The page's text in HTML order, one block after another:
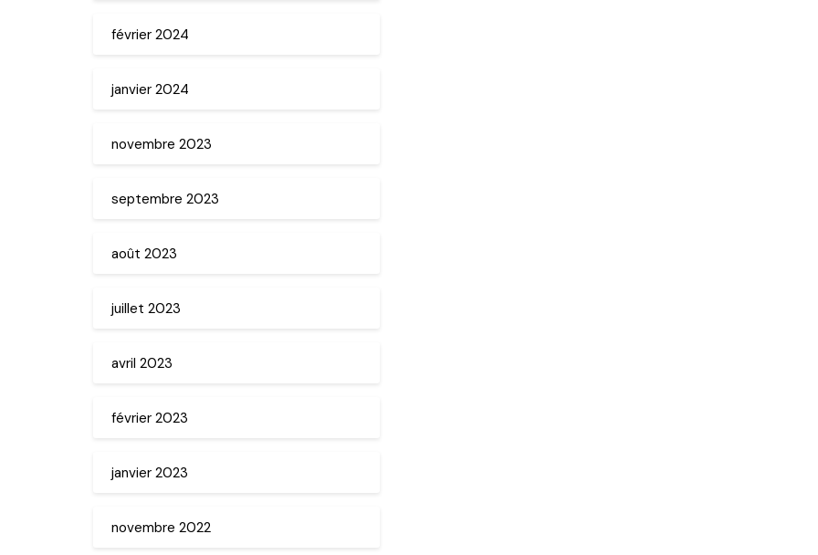
février 2024
janvier 2024
novembre 2023
septembre 2023
août 2023
juillet 2023
avril 2023
février 2023
janvier 2023
novembre 2022